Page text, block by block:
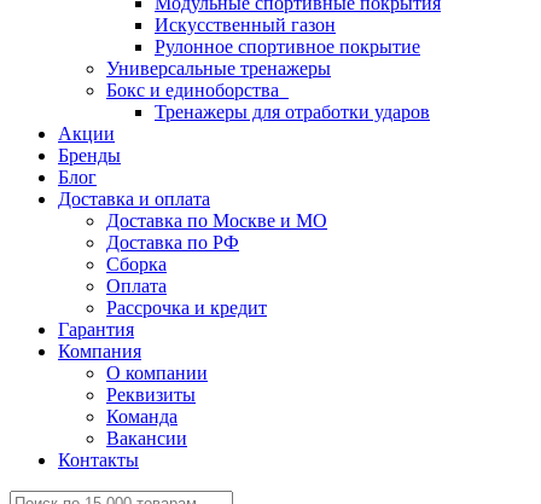
Искусственный газон
Рулонное спортивное покрытие
Универсальные тренажеры
Бокс и единоборства
Тренажеры для отработки ударов
Акции
Бренды
Блог
Доставка и оплата
Доставка по Москве и МО
Доставка по РФ
Сборка
Оплата
Рассрочка и кредит
Гарантия
Компания
О компании
Реквизиты
Команда
Вакансии
Контакты